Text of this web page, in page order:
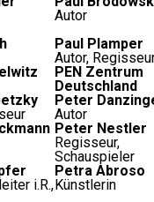
Autor
Paul Plamper
Autor,
PEN Zentrum
Deutschland
Peter
Autor
Peter Nestler
Regisseur,
Schauspieler
i.R.,
Petra Abroso
Künstlerin